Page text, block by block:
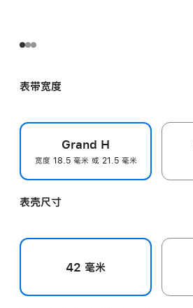
表带宽度
Grand H
宽度 18.5 毫米 或 21.5 毫米
表壳尺寸
42 毫米